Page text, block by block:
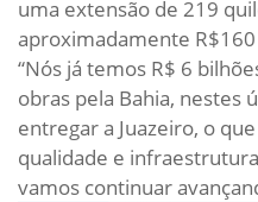
uma extensão de 219
aproximadamente
“Nós já temos R$ 6
obras pela Bahia, nestes
entregar a Juazeiro, o
qualidade e
vamos continuar